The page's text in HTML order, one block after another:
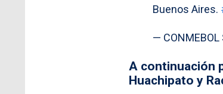
Buenos Aires.
—
A continuación
Huachipato y